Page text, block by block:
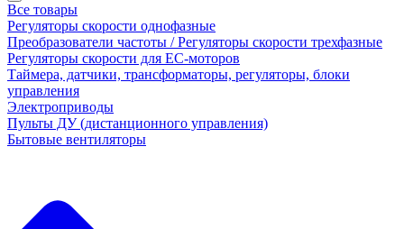
Все товары
Регуляторы скорости однофазные
Преобразователи частоты / Регуляторы скорости трехфазные
Регуляторы скорости для ЕС-моторов
Таймера, датчики, трансформаторы, регуляторы, блоки
управления
Электроприводы
Пульты ДУ (дистанционного управления)
Бытовые вентиляторы